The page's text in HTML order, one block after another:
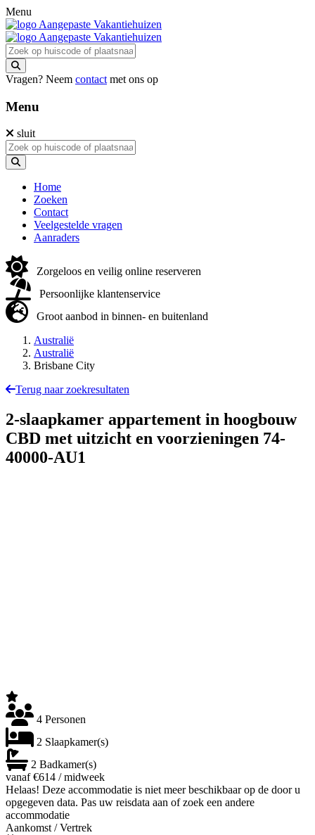
Menu
Vragen? Neem contact met ons op
Menu
sluit
Home
Zoeken
Contact
Veelgestelde vragen
Aanraders
Zorgeloos en veilig online reserveren
Persoonlijke klantenservice
Groot aanbod in binnen- en buitenland
Australië
Australië
Brisbane City
Terug naar zoekresultaten
2-slaapkamer appartement in hoogbouw
CBD met uitzicht en voorzieningen 74-
40000-AU1
4 Personen
2 Slaapkamer(s)
2 Badkamer(s)
vanaf €614 / midweek
Helaas! Deze accommodatie is niet meer beschikbaar op de door u
opgegeven data. Pas uw reisdata aan of zoek een andere
accommodatie
Aankomst / Vertrek